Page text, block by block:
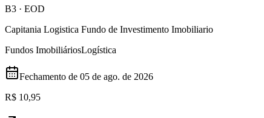
B3 · EOD
Capitania Logistica Fundo de Investimento Imobiliario
Fundos ImobiliáriosLogística
Fechamento de 05 de ago. de 2026
R$ 10,95